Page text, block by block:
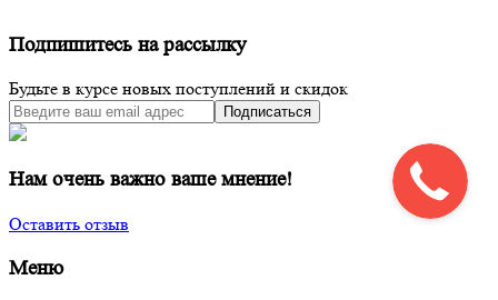
Подпишитесь на рассылку
Будьте в курсе новых поступлений и скидок
Подписаться
Нам очень важно ваше мнение!
Оставить отзыв
Меню